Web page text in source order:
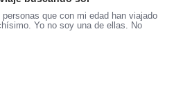
personas que con mi edad han viajado
Yo no soy una de ellas. No